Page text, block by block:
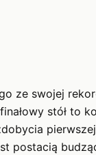
ze swojej
stół to
pierwszej
postacią